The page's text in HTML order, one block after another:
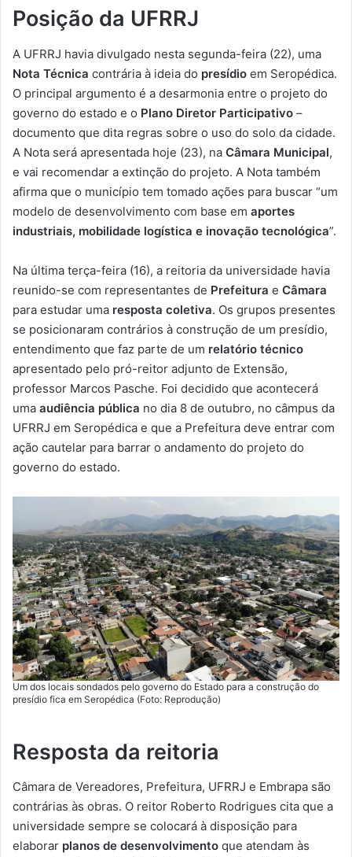
Posição da UFRRJ
A UFRRJ havia divulgado nesta segunda-feira (22), uma
Nota Técnica contrária à ideia do presídio em Seropédica.
O principal argumento é a desarmonia entre o projeto do
governo do estado e o Plano Diretor Participativo –
documento que dita regras sobre o uso do solo da cidade.
A Nota será apresentada hoje (23), na Câmara Municipal,
e vai recomendar a extinção do projeto. A Nota também
afirma que o município tem tomado ações para buscar “um
modelo de desenvolvimento com base em aportes
industriais, mobilidade logística e inovação tecnológica”.
Na última terça-feira (16), a reitoria da universidade havia
reunido-se com representantes de Prefeitura e Câmara
para estudar uma resposta coletiva. Os grupos presentes
se posicionaram contrários à construção de um presídio,
entendimento que faz parte de um relatório técnico
apresentado pelo pró-reitor adjunto de Extensão,
professor Marcos Pasche. Foi decidido que acontecerá
uma audiência pública no dia 8 de outubro, no câmpus da
UFRRJ em Seropédica e que a Prefeitura deve entrar com
ação cautelar para barrar o andamento do projeto do
governo do estado.
Um dos locais sondados pelo governo do Estado para a construção do
presídio fica em Seropédica (Foto: Reprodução)
Resposta da reitoria
Câmara de Vereadores, Prefeitura, UFRRJ e Embrapa são
contrárias às obras. O reitor Roberto Rodrigues cita que a
universidade sempre se colocará à disposição para
elaborar planos de desenvolvimento que atendam às